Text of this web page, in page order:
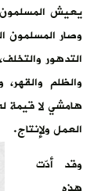
مجلات الحياة ،
ومن أهم اسباب
عصور الإستبداد
الأرض أمر
وقلّلت قيمة